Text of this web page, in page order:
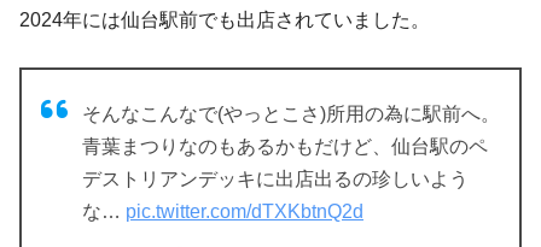
2024年には仙台駅前でも出店されていました。
そんなこんなで(やっとこさ)所用の為に駅前へ。
青葉まつりなのもあるかもだけど、仙台駅のペ
デストリアンデッキに出店出るの珍しいよう
な… pic.twitter.com/dTXKbtnQ2d